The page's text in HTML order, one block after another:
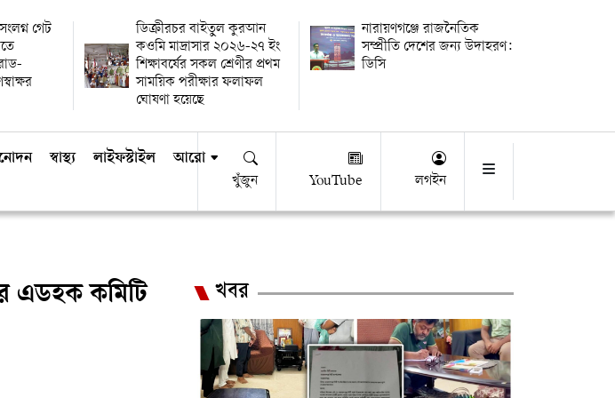
গেট
ডিক্রীরচর বাইতুল কুরআন
কওমি মাদ্রাসার ২০২৬-২৭ ইং
শিক্ষাবর্ষের সকল শ্রেণীর প্রথম
সাময়িক পরীক্ষার ফলাফল
ঘোষণা হয়েছে
নারায়ণগঞ্জে রাজনৈতিক
সম্প্রীতি দেশের জন্য উদাহরণ:
ডিসি
স্বাস্থ্য লাইফস্টাইল আরো
খুঁজুন YouTube লগইন
এডহক কমিটি
খবর